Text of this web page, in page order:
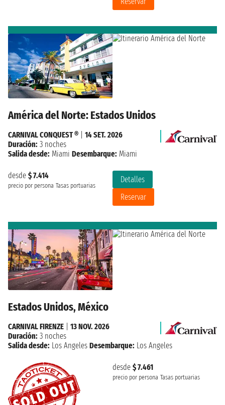
América del Norte: Estados Unidos
desde $ 7.414
precio por persona Tasas portuarias
Detalles
Reservar
CARNIVAL CONQUEST ®
14 SET. 2026
Duración: 3 noches
Salida desde: Miami Desembarque: Miami
Estados Unidos, México
desde $ 7.461
precio por persona Tasas portuarias
CARNIVAL FIRENZE
13 NOV. 2026
Duración: 3 noches
Salida desde: Los Angeles Desembarque: Los Angeles